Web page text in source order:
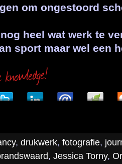
om ongestoord
heel wat werk te
sport maar wel een
, drukwerk, fotografie,
, Jessica Torny,